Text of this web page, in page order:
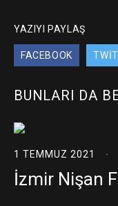
YAZIYI PAYLAŞ
FACEBOOK
BUNLARI DA
1 TEMMUZ 2021
İzmir Nişan